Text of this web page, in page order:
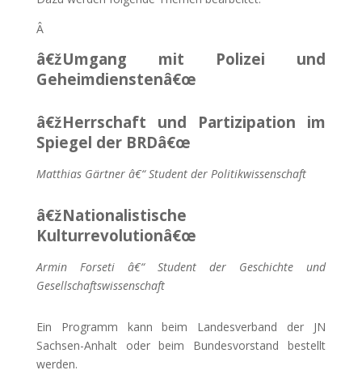
Â
â€žUmgang mit Polizei und
Geheimdienstenâ€œ
â€žHerrschaft und Partizipation im
Spiegel der BRDâ€œ
Matthias Gärtner â€“Student der Politikwissenschaft
â€žNationalistische
Kulturrevolutionâ€œ
Armin Forseti â€“Student der Geschichte und
Gesellschaftswissenschaft
Ein Programm kann beim Landesverband der JN
Sachsen-Anhalt oder beim Bundesvorstand bestellt
werden.